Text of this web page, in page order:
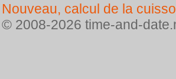
Nouveau, calcul de la
© 2008-2026 time-and-